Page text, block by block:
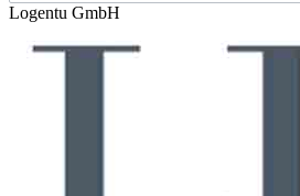
Logentu GmbH